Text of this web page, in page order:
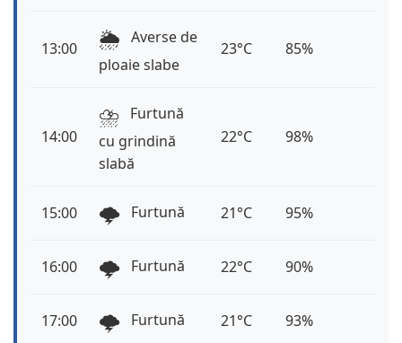
13:00 🌦️ Averse de
ploaie slabe
23°C 85%
14:00
⛈️
Furtună
cu grindină
slabă
22°C 98%
15:00 🌩️ Furtună 21°C 95%
16:00 🌩️ Furtună 22°C 90%
17:00 🌩️ Furtună 21°C 93%